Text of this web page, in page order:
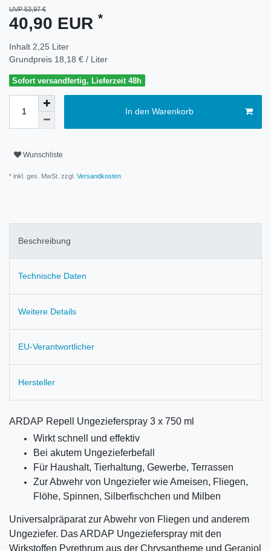
UVP 53,97 €
40,90 EUR *
Inhalt 2,25 Liter
Grundpreis 18,18 € / Liter
Sofort versandfertig, Lieferzeit 48h
In den Warenkorb
Wunschliste
* inkl. ges. MwSt. zzgl. Versandkosten
Beschreibung
Technische Daten
Weitere Details
EU-Verantwortlicher
Hersteller
ARDAP Repell Ungezieferspray 3 x 750 ml
Wirkt schnell und effektiv
Bei akutem Ungezieferbefall
Für Haushalt, Tierhaltung, Gewerbe, Terrassen
Zur Abwehr von Ungeziefer wie Ameisen, Fliegen,
Flöhe, Spinnen, Silberfischchen und Milben
Universalpräparat zur Abwehr von Fliegen und anderem
Ungeziefer. Das ARDAP Ungezieferspray mit den
Wirkstoffen Pyrethrum aus der Chrysantheme und Geraniol